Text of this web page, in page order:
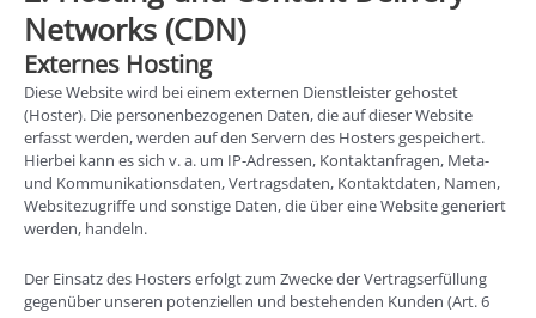
Networks (CDN)
Externes Hosting
Diese Website wird bei einem externen Dienstleister gehostet
(Hoster). Die personenbezogenen Daten, die auf dieser Website
erfasst werden, werden auf den Servern des Hosters gespeichert.
Hierbei kann es sich v. a. um IP-Adressen, Kontaktanfragen, Meta-
und Kommunikationsdaten, Vertragsdaten, Kontaktdaten, Namen,
Websitezugriffe und sonstige Daten, die über eine Website generiert
werden, handeln.
Der Einsatz des Hosters erfolgt zum Zwecke der Vertragserfüllung
gegenüber unseren potenziellen und bestehenden Kunden (Art. 6